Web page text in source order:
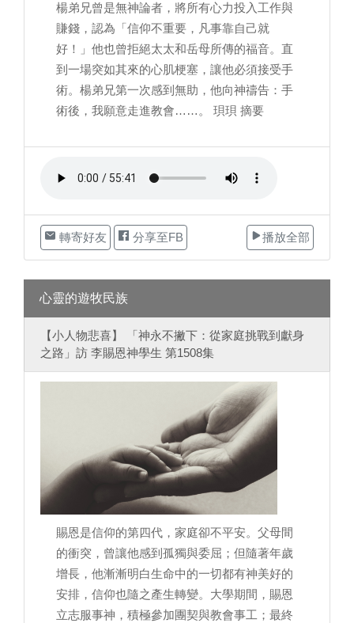
楊弟兄曾是無神論者，將所有心力投入工作與
賺錢，認為「信仰不重要，凡事靠自己就
好！」他也曾拒絕太太和岳母所傳的福音。直
到一場突如其來的心肌梗塞，讓他必須接受手
術。楊弟兄第一次感到無助，他向神禱告：手
術後，我願意走進教會……。 珼珼 摘要
轉寄好友 分享至FB 播放全部
心靈的遊牧民族
【小人物悲喜】 「神永不撇下：從家庭挑戰到獻身
之路」訪 李賜恩神學生 第1508集
賜恩是信仰的第四代，家庭卻不平安。父母間
的衝突，曾讓他感到孤獨與委屈；但隨著年歲
增長，他漸漸明白生命中的一切都有神美好的
安排，信仰也隨之產生轉變。大學期間，賜恩
立志服事神，積極參加團契與教會事工；最終